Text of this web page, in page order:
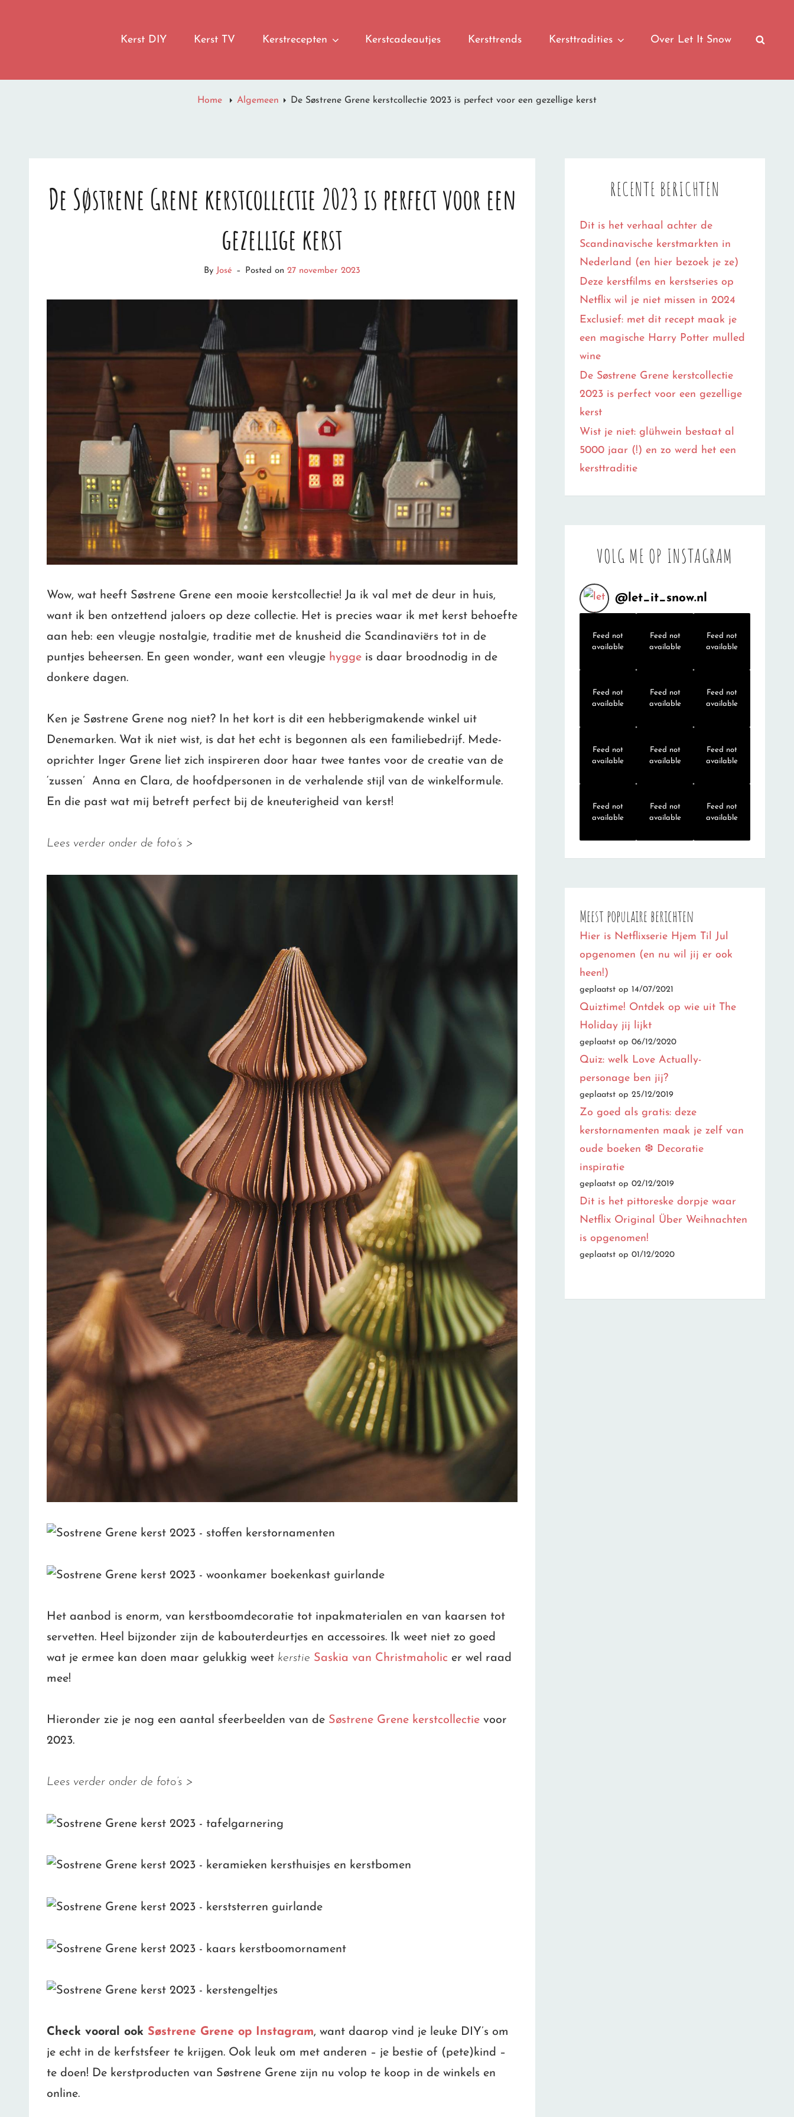
LET IT SNOWKerst DIY Kerst TV Kerstrecepten Kerstcadeautjes Kersttrends Kersttradities Over Let It Snow
Home Algemeen De Søstrene Grene kerstcollectie 2023 is perfect voor een gezellige kerst
De Søstrene Grene kerstcollectie 2023 is perfect voor een
gezellige kerst
ByJosé – Posted on27 november 2023
Wow, wat heeft Søstrene Grene een mooie kerstcollectie! Ja ik val met de deur in huis,
want ik ben ontzettend jaloers op deze collectie. Het is precies waar ik met kerst behoefte
aan heb: een vleugje nostalgie, traditie met de knusheid die Scandinaviërs tot in de
puntjes beheersen. En geen wonder, want een vleugje hygge is daar broodnodig in de
donkere dagen.
Ken je Søstrene Grene nog niet? In het kort is dit een hebberigmakende winkel uit
Denemarken. Wat ik niet wist, is dat het echt is begonnen als een familiebedrijf. Mede-
oprichter Inger Grene liet zich inspireren door haar twee tantes voor de creatie van de
‘zussen’ Anna en Clara, de hoofdpersonen in de verhalende stijl van de winkelformule.
En die past wat mij betreft perfect bij de kneuterigheid van kerst!
Lees verder onder de foto’s >
Het aanbod is enorm, van kerstboomdecoratie tot inpakmaterialen en van kaarsen tot
servetten. Heel bijzonder zijn de kabouterdeurtjes en accessoires. Ik weet niet zo goed
wat je ermee kan doen maar gelukkig weet kerstie Saskia van Christmaholic er wel raad
mee!
Hieronder zie je nog een aantal sfeerbeelden van de Søstrene Grene kerstcollectie voor
2023.
Lees verder onder de foto’s >
Check vooral ook Søstrene Grene op Instagram, want daarop vind je leuke DIY’s om
je echt in de kerfstsfeer te krijgen. Ook leuk om met anderen – je bestie of (pete)kind –
te doen! De kerstproducten van Søstrene Grene zijn nu volop te koop in de winkels en
online.
RECENTE BERICHTEN
Dit is het verhaal achter de
Scandinavische kerstmarkten in
Nederland (en hier bezoek je ze)
Deze kerstfilms en kerstseries op
Netflix wil je niet missen in 2024
Exclusief: met dit recept maak je
een magische Harry Potter mulled
wine
De Søstrene Grene kerstcollectie
2023 is perfect voor een gezellige
kerst
Wist je niet: glühwein bestaat al
5000 jaar (!) en zo werd het een
kersttraditie
VOLG ME OP INSTAGRAM
@ let_it_snow.nl
Feed not
available
Feed not
available
Feed not
available
Feed not
available
Feed not
available
Feed not
available
Feed not
available
Feed not
available
Feed not
available
Feed not
available
Feed not
available
Feed not
available
Meest populaire berichten
Hier is Netflixserie Hjem Til Jul
opgenomen (en nu wil jij er ook
heen!)
geplaatst op 14/07/2021
Quiztime! Ontdek op wie uit The
Holiday jij lijkt
geplaatst op 06/12/2020
Quiz: welk Love Actually-
personage ben jij?
geplaatst op 25/12/2019
Zo goed als gratis: deze
kerstornamenten maak je zelf van
oude boeken ❆ Decoratie
inspiratie
geplaatst op 02/12/2019
Dit is het pittoreske dorpje waar
Netflix Original Über Weihnachten
is opgenomen!
geplaatst op 01/12/2020